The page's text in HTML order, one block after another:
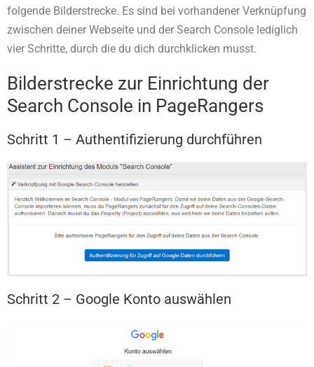
folgende Bilderstrecke. Es sind bei vorhandener Verknüpfung
zwischen deiner Webseite und der Search Console lediglich
vier Schritte, durch die du dich durchklicken musst.
Bilderstrecke zur Einrichtung der
Search Console in PageRangers
Schritt 1 – Authentifizierung durchführen
Schritt 2 – Google Konto auswählen